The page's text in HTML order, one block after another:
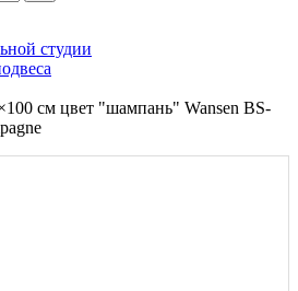
студии
см цвет "шампань" Wansen BS-